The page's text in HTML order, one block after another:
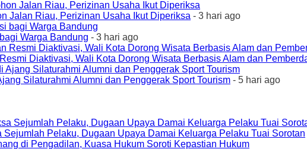
Jalan Riau, Perizinan Usaha Ikut Diperiksa - 3 hari ago
Warga Bandung - 3 hari ago
Diaktivasi, Wali Kota Dorong Wisata Berbasis Alam dan
Silaturahmi Alumni dan Penggerak Sport Tourism - 5 hari ago
Pelaku, Dugaan Upaya Damai Keluarga Pelaku Tuai Sorotan